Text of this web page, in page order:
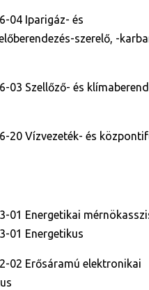
04 Iparigáz- és
szerelő, -
03 Szellőző- és
20 Vízvezeték- és
01 Energetikai
01 Energetikus
02 Erősáramú elektronikai